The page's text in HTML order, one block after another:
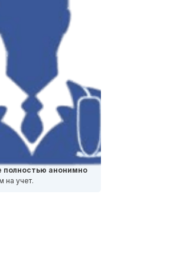
полностью анонимно
на учет.